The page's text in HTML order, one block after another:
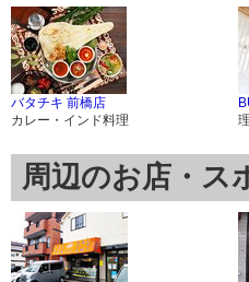
バタチキ 前橋店
カレー・インド料理
周辺のお店・ス